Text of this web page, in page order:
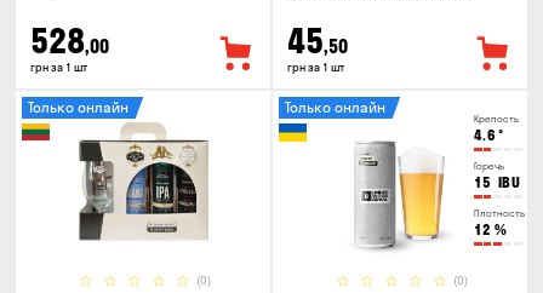
528,00
грн за 1 шт
45,50
грн за 1 шт
(0)
Только онлайн
Крепость
4.6 °
Горечь
15 IBU
Плотность
12 %
(0)
Только онлайн